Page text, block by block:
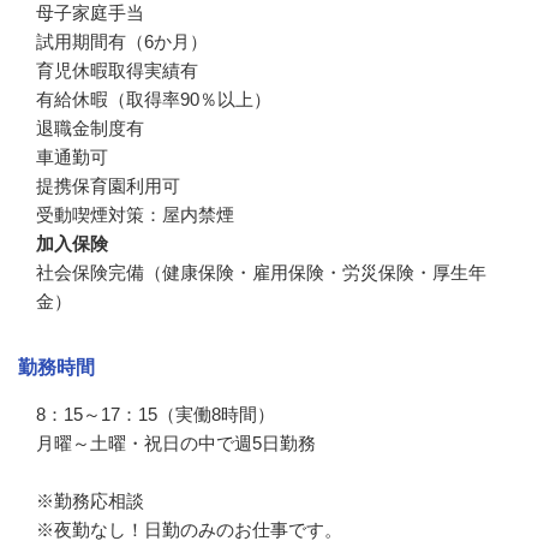
母子家庭手当
試用期間有（6か月）
育児休暇取得実績有
有給休暇（取得率90％以上）
退職金制度有
車通勤可
提携保育園利用可
受動喫煙対策：屋内禁煙
加入保険
社会保険完備（健康保険・雇用保険・労災保険・厚生年
金）
勤務時間
8：15～17：15（実働8時間）
月曜～土曜・祝日の中で週5日勤務
※勤務応相談
※夜勤なし！日勤のみのお仕事です。